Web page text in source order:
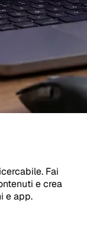
Fai
e crea
e app.